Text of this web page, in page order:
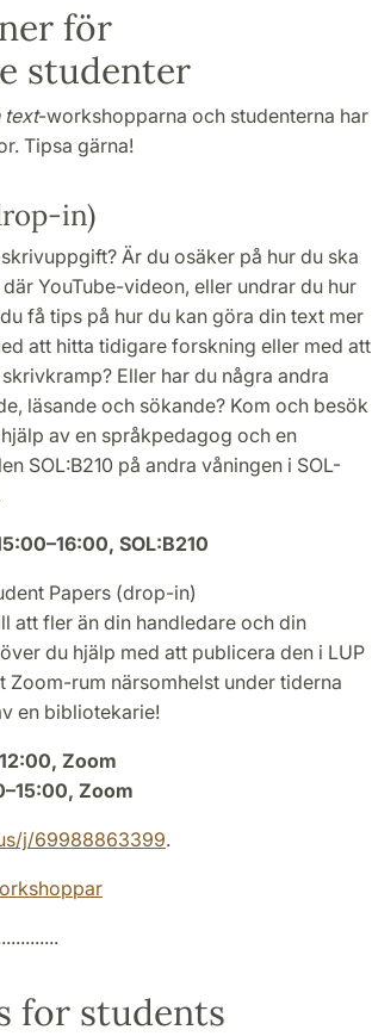
för
studenter
text-workshopparna och studenterna har
Tipsa gärna!
in)
Är du osäker på hur du ska
YouTube-videon, eller undrar du hur
få tips på hur du kan göra din text mer
att hitta tidigare forskning eller med att
Eller har du några andra
läsande och sökande? Kom och besök
av en språkpedagog och en
SOL:B210 på andra våningen i SOL-
SOL:B210
Papers (drop-in)
att fler än din handledare och din
du hjälp med att publicera den i LUP
Zoom-rum närsomhelst under tiderna
en bibliotekarie!
Zoom
Zoom
j/69988863399.
for students